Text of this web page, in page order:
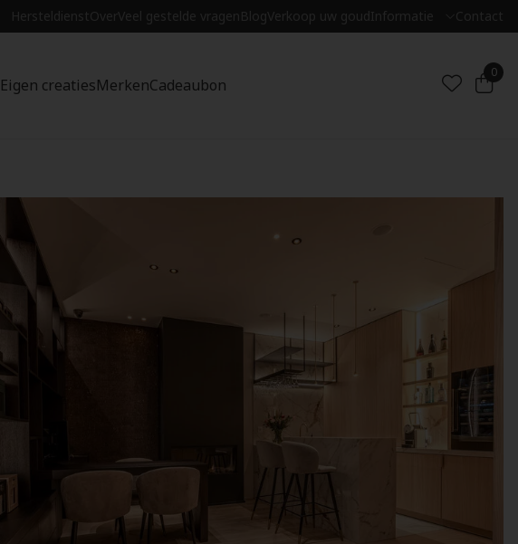
HersteldienstOverVeel gestelde vragenBlogVerkoop uw goudInformatie Contact
Eigen creatiesMerkenCadeaubon
0